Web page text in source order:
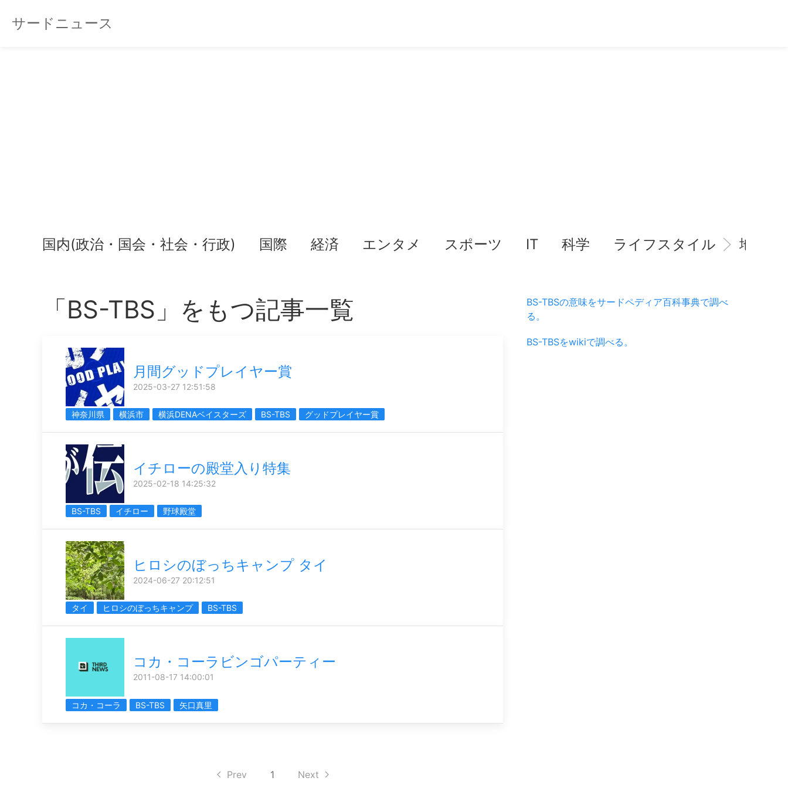
サードニュース
国内(政治・国会・社会・行政) 国際 経済 エンタメ スポーツ IT 科学 ライフスタイル 地域情
「BS-TBS」をもつ記事一覧
月間グッドプレイヤー賞
2025-03-27 12:51:58
神奈川県 横浜市 横浜DENAベイスターズ BS-TBS グッドプレイヤー賞
イチローの殿堂入り特集
2025-02-18 14:25:32
BS-TBS イチロー 野球殿堂
ヒロシのぼっちキャンプ タイ
2024-06-27 20:12:51
タイ ヒロシのぼっちキャンプ BS-TBS
コカ・コーラビンゴパーティー
2011-08-17 14:00:01
コカ・コーラ BS-TBS 矢口真里
Prev 1 Next
BS-TBSの意味をサードペディア百科事典で調べ
る。
BS-TBSをwikiで調べる。